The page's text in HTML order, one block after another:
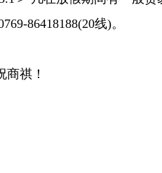
86418188(20线)。
商祺！